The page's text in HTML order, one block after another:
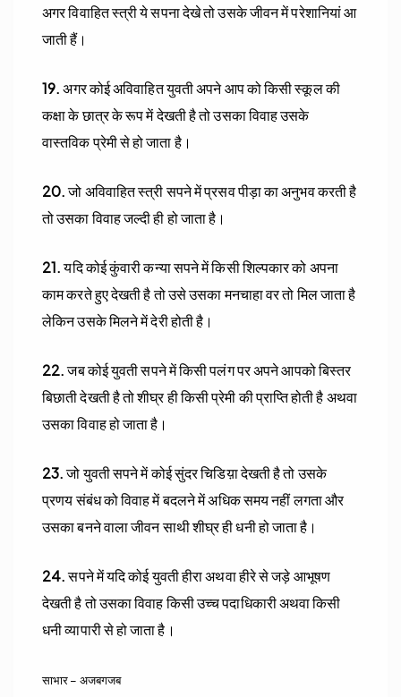
अगर विवाहित स्त्री ये सपना देखे तो उसके जीवन में परेशानियां आ
जाती हैं।
19.अगर कोई अविवाहित युवती अपने आप को किसी स्कूल की
कक्षा के छात्र के रूप में देखती है तो उसका विवाह उसके
वास्तविक प्रेमी से हो जाता है।
20.जो अविवाहित स्त्री सपने में प्रसव पीड़ा का अनुभव करती है
तो उसका विवाह जल्दी ही हो जाता है।
21.यदि कोई कुंवारी कन्या सपने में किसी शिल्पकार को अपना
काम करते हुए देखती है तो उसे उसका मनचाहा वर तो मिल जाता है
लेकिन उसके मिलने में देरी होती है।
22.जब कोई युवती सपने में किसी पलंग पर अपने आपको बिस्तर
बिछाती देखती है तो शीघ्र ही किसी प्रेमी की प्राप्ति होती है अथवा
उसका विवाह हो जाता है।
23.जो युवती सपने में कोई सुंदर चिडिय़ा देखती है तो उसके
प्रणय संबंध को विवाह में बदलने में अधिक समय नहीं लगता और
उसका बनने वाला जीवन साथी शीघ्र ही धनी हो जाता है।
24.सपने में यदि कोई युवती हीरा अथवा हीरे से जड़े आभूषण
देखती है तो उसका विवाह किसी उच्च पदाधिकारी अथवा किसी
धनी व्यापारी से हो जाता है।
साभार – अजबगजब